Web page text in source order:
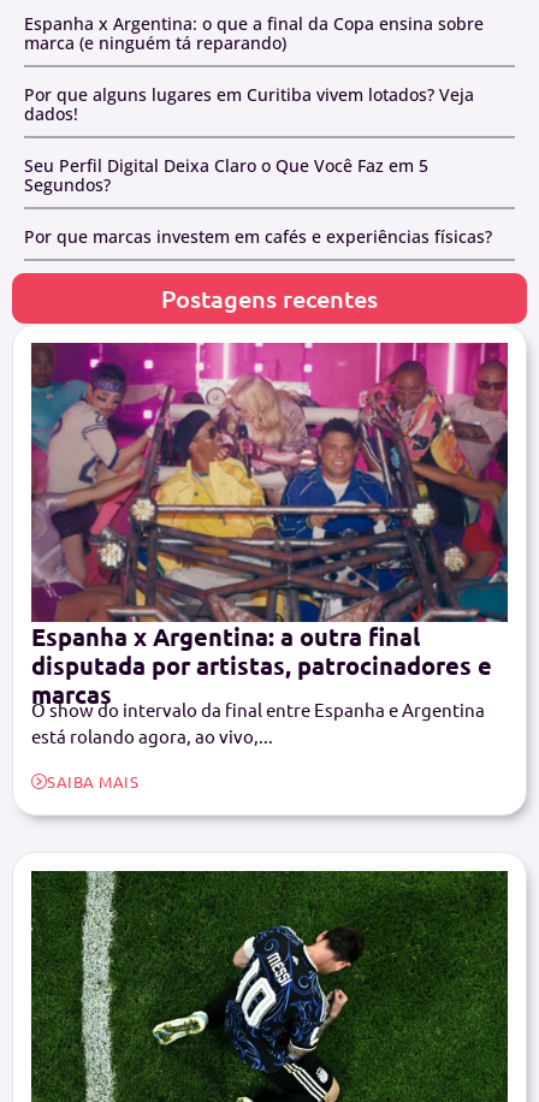
Espanha x Argentina: o que a final da Copa ensina sobre
marca (e ninguém tá reparando)
Por que alguns lugares em Curitiba vivem lotados? Veja
dados!
Seu Perfil Digital Deixa Claro o Que Você Faz em 5
Segundos?
Por que marcas investem em cafés e experiências físicas?
Postagens recentes
Espanha x Argentina: a outra final
disputada por artistas, patrocinadores e
marcas
O show do intervalo da final entre Espanha e Argentina
está rolando agora, ao vivo,...
SAIBA MAIS